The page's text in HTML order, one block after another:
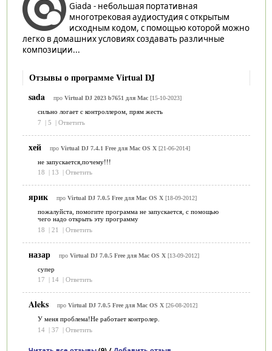
Giada - небольшая портативная
многотрековая аудиостудия с открытым
исходным кодом, с помощью которой можно
легко в домашних условиях создавать различные
композиции...
Отзывы о программе Virtual DJ
sada
про Virtual DJ 2023 b7651 для Mac[15-10-2023]
сильно логает с контроллером, прям жесть
7
| 5 | Ответить
хей про Virtual DJ 7.4.1 Free для Mac OS X[21-06-2014]
не запускается,почему!!!
18
13 Ответить
ярик про Virtual DJ 7.0.5 Free для Mac OS X[18-09-2012]
пожалуйста, помогите программа не запускается, с помощью
чего надо открыть эту программу
18
| 21 | Ответить
назар про Virtual DJ 7.0.5 Free для Mac OS X[13-09-2012]
супер
17
14 Ответить
Aleks про Virtual DJ 7.0.5 Free для Mac OS X[26-08-2012]
У меня проблема!Не работает контролер.
14 | 37 | Ответить